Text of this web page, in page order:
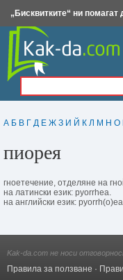
А Б В Г Д Е Ж З И Й К Л М Н О
пиорея
гноетечение, отделяне на
на латински език: pyorrhea.
на английски език:
Insert.bg Framar.bg
Kak-da.com не носи
Правила за ползване ·
„Бисквитките“ ни